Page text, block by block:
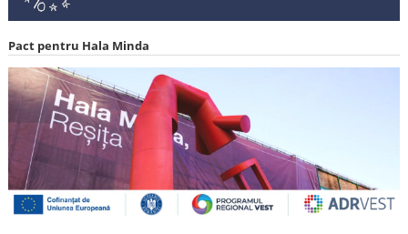
Pact pentru Hala Minda